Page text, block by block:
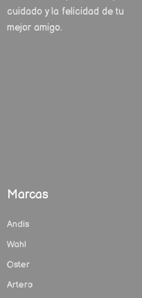
cuidado y la felicidad de tu
mejor amigo.
Marcas
Andis
Wahl
Oster
Artero